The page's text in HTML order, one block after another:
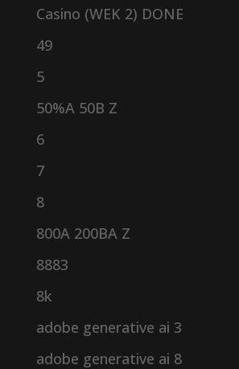
Casino (WEK 2) DONE
49
5
50%A 50B Z
6
7
8
800A 200BA Z
8883
8k
adobe generative ai 3
adobe generative ai 8